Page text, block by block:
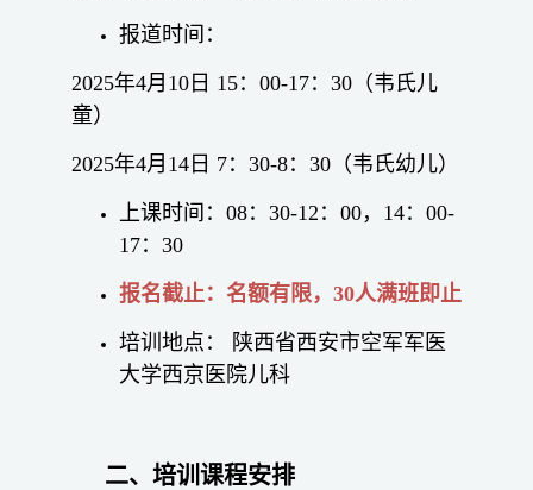
报道时间：
2025年4月10日 15：00-17：30（韦氏儿
童）
2025年4月14日 7：30-8：30（韦氏幼儿）
上课时间：08：30-12：00，14：00-
17：30
报名截止：名额有限，30人满班即止
培训地点： 陕西省西安市空军军医
大学西京医院儿科
二、培训课程安排